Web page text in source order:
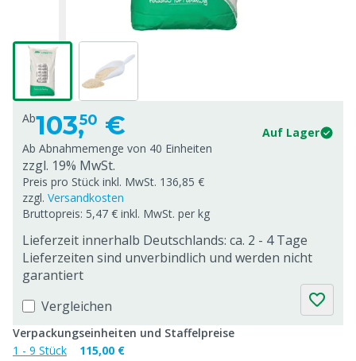
Ab103,50 €
Auf Lager
Ab Abnahmemenge von 40 Einheiten
zzgl. 19% MwSt.
Preis pro Stück inkl. MwSt. 136,85 €
zzgl. Versandkosten
Bruttopreis: 5,47 € inkl. MwSt. per kg
Lieferzeit innerhalb Deutschlands: ca. 2 - 4 Tage
Lieferzeiten sind unverbindlich und werden nicht
garantiert
Vergleichen
Verpackungseinheiten und Staffelpreise
1 - 9 Stück
115,00 €